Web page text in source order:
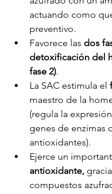
actuando como
preventivo.
Favorece las dos
detoxificación del
fase 2).
La SAC estimula el
maestro de la
(regula la
genes de enzimas
antioxidantes).
Ejerce un
antioxidante,
compuestos